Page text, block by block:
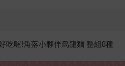
吃喔!角落小夥伴烏龍麵 整組8種